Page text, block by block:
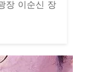
장 이순신 장